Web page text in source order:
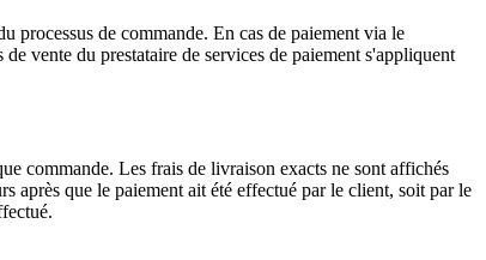
processus de commande. En cas de paiement via le
vente du prestataire de services de paiement s'appliquent
commande. Les frais de livraison exacts ne sont affichés
après que le paiement ait été effectué par le client, soit par le